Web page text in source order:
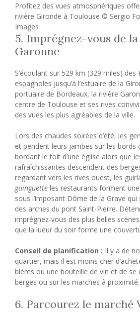
Profitez des vues atmosphériques
rivière Gironde à Toulouse © Sergio
Images
5. Imprégnez-vous de
Garonne
S’écoulant sur 529 km (329 miles) des
espagnoles jusqu’à l’estuaire de la
portuaire de Bordeaux, la rivière
centre de Toulouse et ses rives
des vues les plus agréables de la ville.
Lors des chaudes soirées d’été, les
et pendent leurs jambes sur les bords
bordant le toit d’une église alors que
rafraîchissantes descendent des
regardant vers les rives ouest, les
guinguette les restaurants forment
sous l’imposant Dôme de la Grave qui
des arches du pont Saint-Pierre.
imprégnez-vous des plus belles
que la lueur du soir forme une
Conseil de planification : Il y a de
quartier, mais il est moins cher
bières ou une bouteille de vin et de se
berges ou sur les marches à proximité.
6. Parcourez le marché